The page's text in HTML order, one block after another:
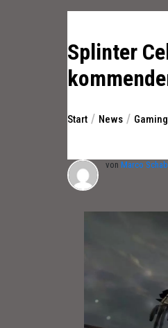
Splinter
Start News
von Marco